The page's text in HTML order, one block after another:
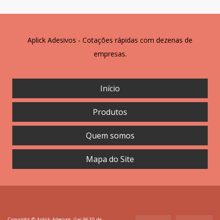
Aplick Adesivos - Cotações rápidas com dezenas de
empresas.
Início
Produtos
Quem somos
Mapa do Site